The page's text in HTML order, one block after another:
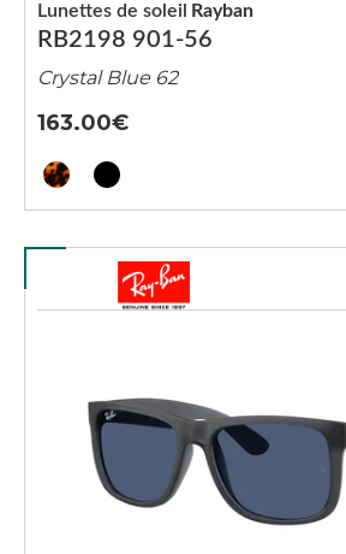
RB2198 901-56
Lunettes de soleil Rayban
Crystal Blue 62
163.00